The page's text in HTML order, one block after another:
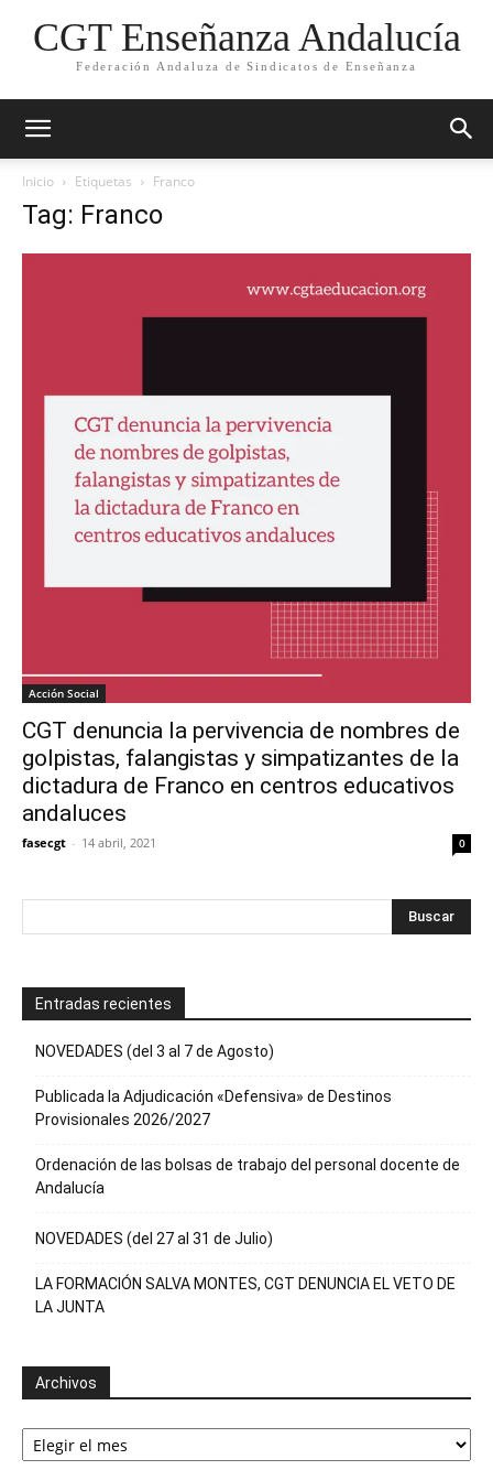
CGT Enseñanza Andalucía
Federación Andaluza de Sindicatos de Enseñanza
Inicio Etiquetas Franco
Tag: Franco
Acción Social
CGT denuncia la pervivencia de nombres de
golpistas, falangistas y simpatizantes de la
dictadura de Franco en centros educativos
andaluces
fasecgt - 14 abril, 2021 0
Entradas recientes
NOVEDADES (del 3 al 7 de Agosto)
Publicada la Adjudicación «Defensiva» de Destinos
Provisionales 2026/2027
Ordenación de las bolsas de trabajo del personal docente de
Andalucía
NOVEDADES (del 27 al 31 de Julio)
LA FORMACIÓN SALVA MONTES, CGT DENUNCIA EL VETO DE
LA JUNTA
Archivos
Archivos